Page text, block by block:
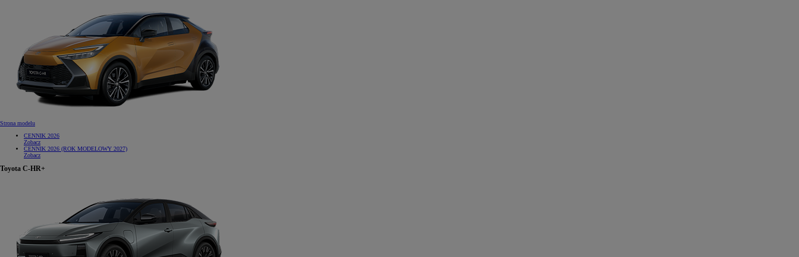
105 300 zł
Corolla Hatchback
HYBRID
Strona modelu
CENNIK 2026
Zobacz
CENNIK 2026 (ROK MODELOWY 2027)
Zobacz
Toyota C-HR+